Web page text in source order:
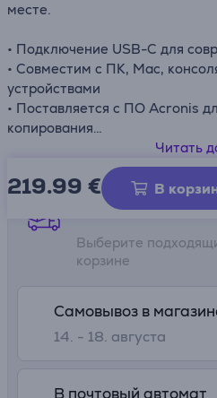
месте.
• Подключение USB-C для
• Совместим с ПК, Mac,
устройствами
• Поставляется с ПО Acronis
копирования
• Защита паролем с
• Компактный корпус, удобный
Читать
219.99 € В
Способы доставки
Выберите
корзине
Самовывоз в
14. - 18. августа
В почтовый автомат